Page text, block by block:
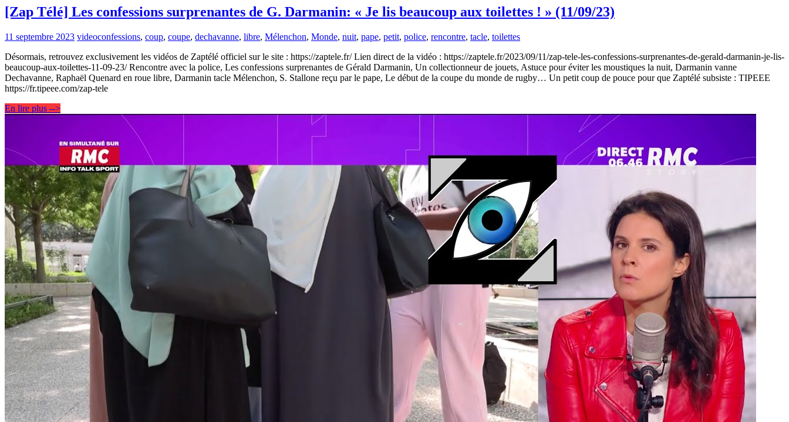
[Zap Télé] Les confessions surprenantes de G. Darmanin: « Je lis beaucoup aux toilettes ! » (11/09/23)
11 septembre 2023 videoconfessions, coup, coupe, dechavanne, libre, Mélenchon, Monde, nuit, pape, petit, police, rencontre, tacle, toilettes
Désormais, retrouvez exclusivement les vidéos de Zaptélé officiel sur le site : https://zaptele.fr/ Lien direct de la vidéo : https://zaptele.fr/2023/09/11/zap-tele-les-confessions-surprenantes-de-gerald-darmanin-je-lis-
beaucoup-aux-toilettes-11-09-23/ Rencontre avec la police, Les confessions surprenantes de Gérald Darmanin, Un collectionneur de jouets, Astuce pour éviter les moustiques la nuit, Darmanin vanne
Dechavanne, Raphaël Quenard en roue libre, Darmanin tacle Mélenchon, S. Stallone reçu par le pape, Le début de la coupe du monde de rugby… Un petit coup de pouce pour que Zaptélé subsiste : TIPEEE
https://fr.tipeee.com/zap-tele
En lire plus -->